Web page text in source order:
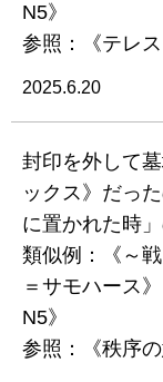
N5》
参照：《テレス
2025.6.20
封印を外して
ックス》だっ
に置かれた時
類似例：《～
＝サモハース
N5》
参照：《秩序の